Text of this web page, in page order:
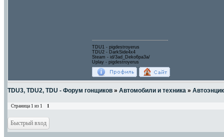
TDU1 - pigdestroyerus
TDU2 - DarkSide4x4
Steam - id/3ad_Deko6pa3a/
Uplay - pigdestroyerus
TDU3, TDU2, TDU - Форум гонщиков » Автомобили и техника »
Страница 1 из 1 1